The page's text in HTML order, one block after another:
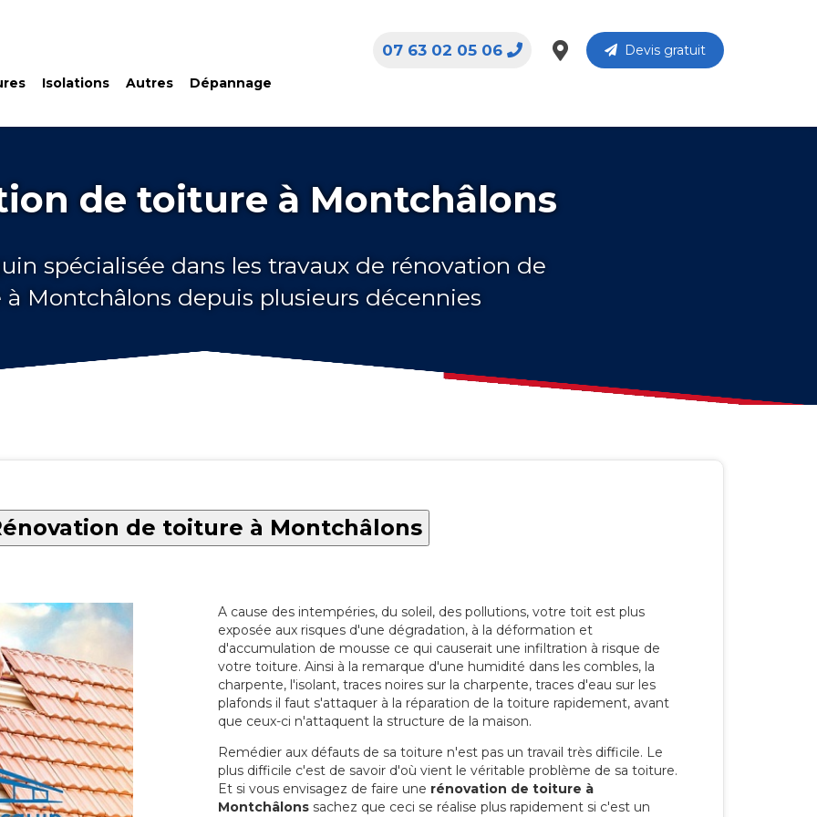
Isolations Autres Dépannage
Devis gratuit
07 63 02 05 06
de toiture à Montchâlons
spécialisée dans les travaux de rénovation de
Montchâlons depuis plusieurs décennies
de toiture à Montchâlons
A cause des intempéries, du soleil, des pollutions, votre toit est plus
exposée aux risques d'une dégradation, à la déformation et
d'accumulation de mousse ce qui causerait une infiltration à risque de
votre toiture. Ainsi à la remarque d'une humidité dans les combles, la
charpente, l'isolant, traces noires sur la charpente, traces d'eau sur les
plafonds il faut s'attaquer à la réparation de la toiture rapidement, avant
que ceux-ci n'attaquent la structure de la maison.
Remédier aux défauts de sa toiture n'est pas un travail très difficile. Le
plus difficile c'est de savoir d'où vient le véritable problème de sa toiture.
Et si vous envisagez de faire une rénovation de toiture à
Montchâlons sachez que ceci se réalise plus rapidement si c'est un